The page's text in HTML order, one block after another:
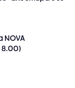
NOVA
8.00)